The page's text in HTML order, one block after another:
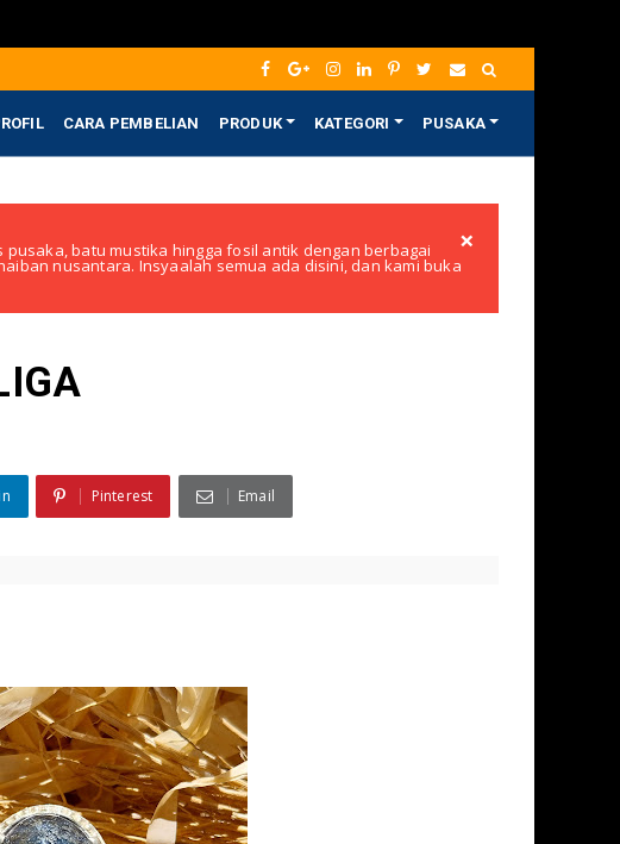
CARA PEMBELIAN PRODUK KATEGORI PUSAKA
×
batu mustika hingga fosil antik dengan berbagai
nusantara. Insyaalah semua ada disini, dan kami buka
Pinterest Email